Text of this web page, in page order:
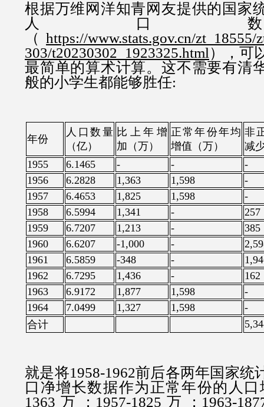
根据万维网洋知青网友提供的国家
人口
（ https://www.stats.gov.cn/
303/t20230302_1923325.html ），可
最简单的算术计算。这不需要有清
般的小学生都能够胜任:
年份
人口数量
（亿）
比上年增
加（万）
正常年份年均
增值（万）
非
减
1955
6.1465 - -
-
1956
6.2828 1,363 1,598
-
1957
6.4653 1,825 1,598
-
1958
6.5994 1,341 -
257
1959
6.7207 1,213 -
385
1960
6.6207 -1,000 -
1961
6.5859 -348 -
1962
6.7295 1,436 -
162
1963
6.9172 1,877 1,598
-
1964
7.0499 1,327 1,598
-
合计
就是将1958-1962前后各两年国家统
口净增长数据作为正常年份的人口
1363万；1957-1825万；1963-